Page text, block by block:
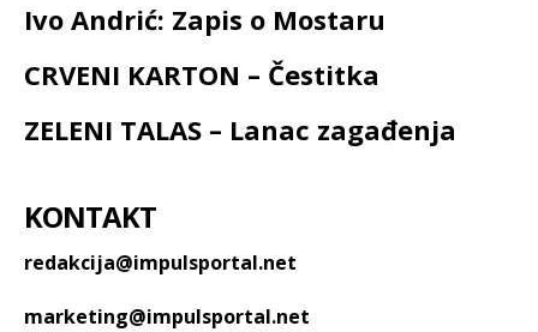
Ivo Andrić: Zapis o Mostaru
CRVENI KARTON – Čestitka
ZELENI TALAS – Lanac zagađenja
KONTAKT
redakcija@impulsportal.net
marketing@impulsportal.net